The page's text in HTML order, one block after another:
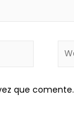
que comente.